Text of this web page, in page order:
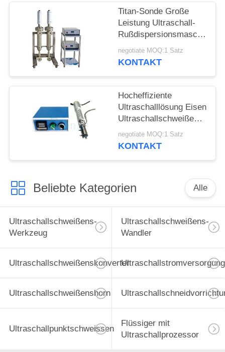
Titan-Sonde Große
Leistung Ultraschall-
Rußdispersionsmaschine
Ultraschall-
Homogenisatormaschine
negotiate MOQ:1 Satz
KONTAKT
Hocheffiziente
Ultraschalllösung Eisen
Ultraschallschweißen
von Glas für die
Bauindustrie
negotiate MOQ:1 Satz
KONTAKT
Beliebte Kategorien Alle
Ultraschallschweißens-
Werkzeug
Ultraschallschweißens-
Wandler
UltraschallschweißenskonverterUltraschallstromversorgung
Ultraschallschweißenshorn
Ultraschallpunktschweissen
Flüssiger mit
Ultraschallprozessor